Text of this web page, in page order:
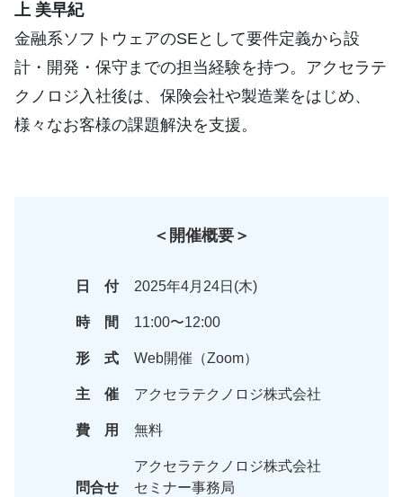
上 美早紀
金融系ソフトウェアのSEとして要件定義から設
計・開発・保守までの担当経験を持つ。アクセラテ
クノロジ入社後は、保険会社や製造業をはじめ、
様々なお客様の課題解決を支援。
＜開催概要＞
日 付 2025年4月24日(木)
時 間 11:00〜12:00
形 式 Web開催（Zoom）
主 催 アクセラテクノロジ株式会社
費 用 無料
問合せ
アクセラテクノロジ株式会社
セミナー事務局